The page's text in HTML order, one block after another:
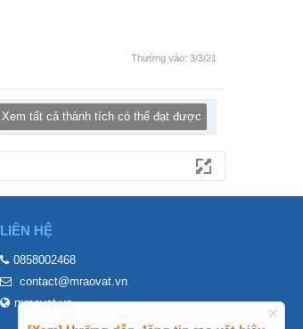
Thưởng vào: 3/3/21
Xem tất cả thành tích có thể đạt được
LIÊN HỆ
0858002468
contact@mraovat.vn
mraovat.vn